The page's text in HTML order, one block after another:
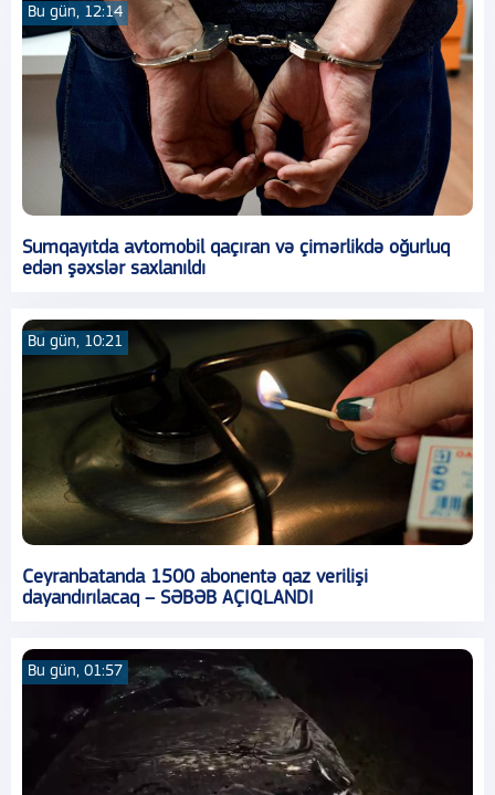
Bu gün, 12:14
Sumqayıtda avtomobil qaçıran və çimərlikdə oğurluq
edən şəxslər saxlanıldı
Bu gün, 10:21
Ceyranbatanda 1500 abonentə qaz verilişi
dayandırılacaq – SƏBƏB AÇIQLANDI
Bu gün, 01:57